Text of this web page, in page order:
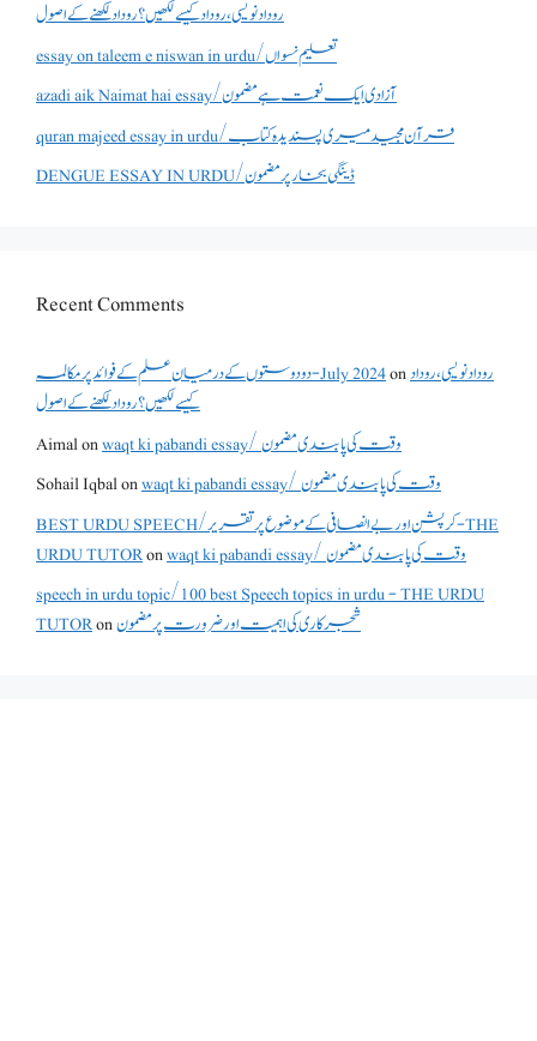
روداد نویسی ،روداد کیسے لکھیں؟ روداد لکھنے کے اصول
essay on taleem e niswan in urdu/تعلیم نسواں
azadi aik Naimat hai essay/آزادی ایک نعمت ہے مضمون
quran majeed essay in urdu/قرآن مجید میری پسندیدہ کتاب
DENGUE ESSAY IN URDU/ڈینگی بخار پر مضمون
Recent Comments
دو دوستوں کے درمیان علم کے فوائد پر مکالمہ - July 2024onروداد نویسی ،روداد
کیسے لکھیں؟ روداد لکھنے کے اصول
Aimalon
waqt ki pabandi essay/ وقت کی پابندی مضمون
Sohail Iqbalon
waqt ki pabandi essay/ وقت کی پابندی مضمون
BEST URDU SPEECH/کرپشن اور بے انصافی کے موضوع پر تقریر - THE
URDU TUTORon
waqt ki pabandi essay/ وقت کی پابندی مضمون
speech in urdu topic/100 best Speech topics in urdu - THE URDU
TUTORonشجرکاری کی اہمیت اور ضرورت پر مضمون